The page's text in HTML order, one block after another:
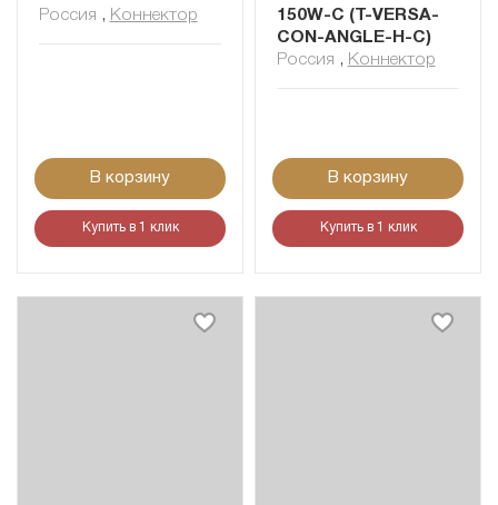
Россия , Коннектор
В корзину
Купить в 1 клик
150W-C (T-VERSA-
CON-ANGLE-H-C)
Россия , Коннектор
В корзину
Купить в 1 клик